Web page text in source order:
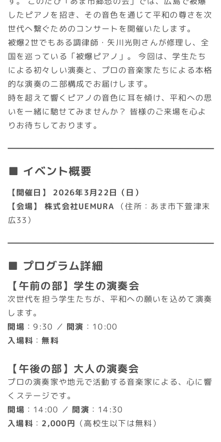
したピアノを招き、その音色を通じて平和の尊さを次
世代へ繋ぐためのコンサートを開催いたします。
被爆2世でもある調律師・矢川光則さんが修理し、全
国を巡っている「被爆ピアノ」。 今回は、学生たち
による初々しい演奏と、プロの音楽家たちによる本格
的な演奏の二部構成でお届けします。
時を超えて響くピアノの音色に耳を傾け、平和への思
いを一緒に馳せてみませんか？ 皆様のご来場を心よ
りお待ちしております。
■ イベント概要
【開催日】 2026年3月22日（日）
【会場】 株式会社UEMURA （住所：あま市下萱津末
広33）
■ プログラム詳細
【午前の部】学生の演奏会
次世代を担う学生たちが、平和への願いを込めて演奏
します。
開場 ：9:30 ／ 開演 ：10:00
入場料 ：無料
【午後の部】大人の演奏会
プロの演奏家や地元で活動する音楽家による、心に響
くステージです。
開場 ：14:00 ／ 開演 ：14:30
入場料 ： 2,000円 （高校生以下は無料）